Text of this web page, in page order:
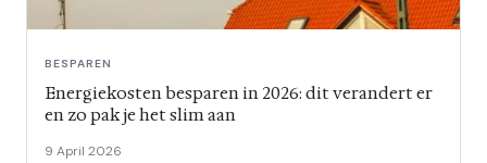
BESPAREN
Energiekosten besparen in 2026: dit verandert er
en zo pak je het slim aan
9 April 2026